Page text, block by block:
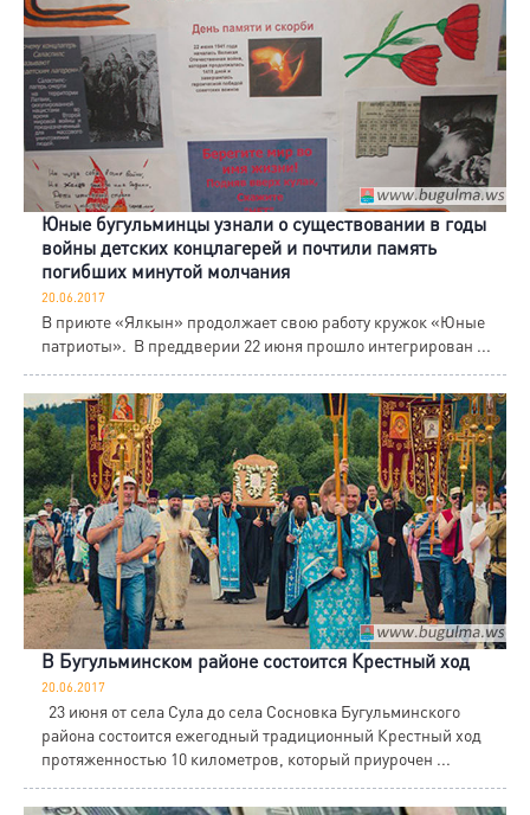
Юные бугульминцы узнали о существовании в годы
войны детских концлагерей и почтили память
погибших минутой молчания
20.06.2017
В приюте «Ялкын» продолжает свою работу кружок «Юные
патриоты». В преддверии 22 июня прошло интегрирован ...
В Бугульминском районе состоится Крестный ход
20.06.2017
23 июня от села Сула до села Сосновка Бугульминского
района состоится ежегодный традиционный Крестный ход
протяженностью 10 километров, который приурочен ...